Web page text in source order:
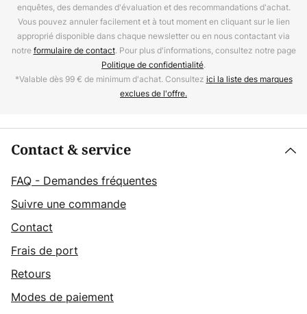
enquêtes, des demandes d'évaluation et des recommandations d'achat.
Vous pouvez annuler facilement et à tout moment en cliquant sur le lien
approprié disponible dans chaque newsletter ou en nous contactant via
notreformulaire de contact. Pour plus d'informations, consultez notre page
Politique de confidentialité.
*Valable dès 99 € de minimum d'achat. Consultez ici la liste des marques
exclues de l'offre.
Contact & service
FAQ - Demandes fréquentes
Suivre une commande
Contact
Frais de port
Retours
Modes de paiement